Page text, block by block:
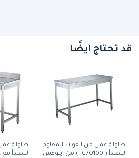
قد تحتاج أيضًا
طاولة عمل من الفولاذ المقاوم
للصدأ ( TC7O100) من إينوكس
طاولة
للصدأ مع